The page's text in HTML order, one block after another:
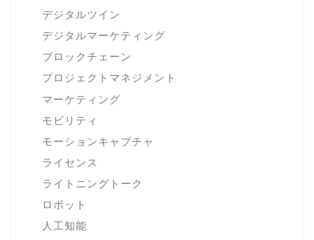
デジタルツイン
デジタルマーケティング
ブロックチェーン
プロジェクトマネジメント
マーケティング
モビリティ
モーションキャプチャ
ライセンス
ライトニングトーク
ロボット
人工知能